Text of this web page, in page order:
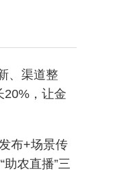
、渠道整
20%，让金
布+场景传
农直播”三